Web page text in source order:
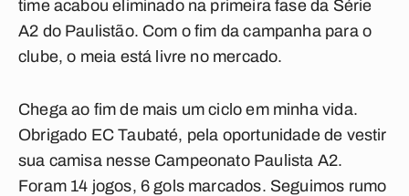
time acabou eliminado na primeira fase da Série
A2 do Paulistão. Com o fim da campanha para o
clube, o meia está livre no mercado.
Chega ao fim de mais um ciclo em minha vida.
Obrigado EC Taubaté, pela oportunidade de vestir
sua camisa nesse Campeonato Paulista A2.
Foram 14 jogos, 6 gols marcados. Seguimos rumo